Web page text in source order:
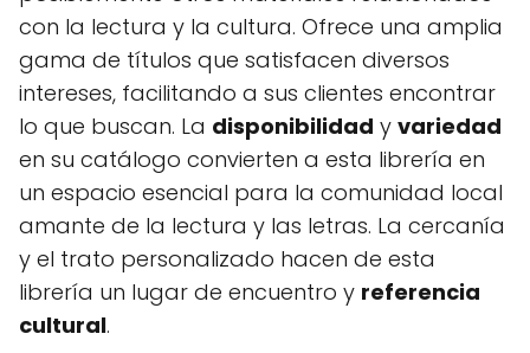
con la lectura y la cultura. Ofrece una amplia
gama de títulos que satisfacen diversos
intereses, facilitando a sus clientes encontrar
lo que buscan. La disponibilidad y variedad
en su catálogo convierten a esta librería en
un espacio esencial para la comunidad local
amante de la lectura y las letras. La cercanía
y el trato personalizado hacen de esta
librería un lugar de encuentro y referencia
cultural.